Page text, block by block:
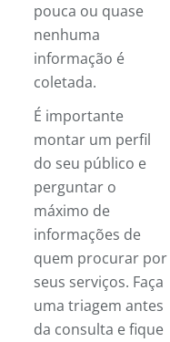
pouca ou quase
nenhuma
informação é
coletada.
É importante
montar um perfil
do seu público e
perguntar o
máximo de
informações de
quem procurar por
seus serviços. Faça
uma triagem antes
da consulta e fique